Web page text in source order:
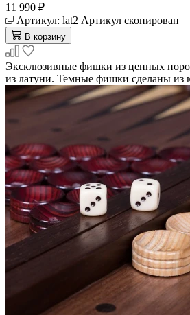
11 990 ₽
Артикул: lat2 Артикул скопирован
В корзину
Эксклюзивные фишки из ценных
из латуни. Темные фишки сделаны из